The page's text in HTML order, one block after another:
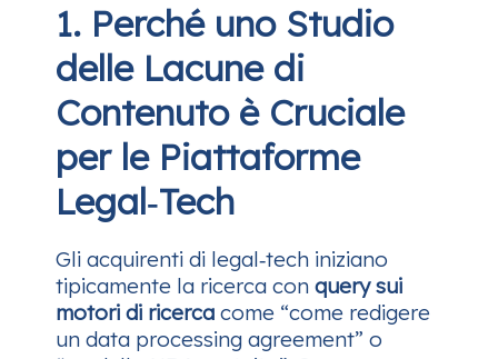
1. Perché uno Studio
delle Lacune di
Contenuto è Cruciale
per le Piattaforme
Legal‑Tech
Gli acquirenti di legal‑tech iniziano
tipicamente la ricerca con query sui
motori di ricerca come “come redigere
un data processing agreement” o